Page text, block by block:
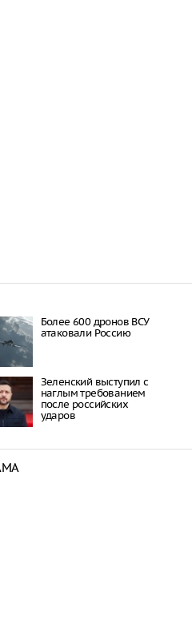
Более 600 дронов ВСУ
атаковали Россию
Зеленский выступил с
наглым требованием
после российских
ударов